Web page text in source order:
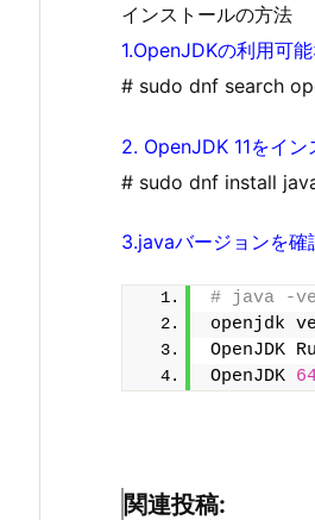
インストールの方法
1.OpenJDKの利用可
# sudo dnf search
2. OpenJDK 11をイン
# sudo dnf install
3.javaバージョンを確
# java -
openjdk
OpenJDK
OpenJDK
関連投稿: